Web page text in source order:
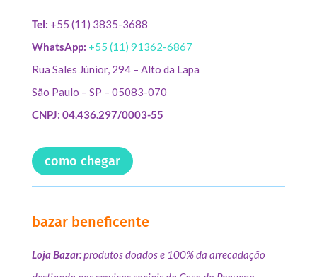
Tel: +55 (11) 3835-3688
WhatsApp: +55 (11) 91362-6867
Rua Sales Júnior, 294 – Alto da Lapa
São Paulo – SP – 05083-070
CNPJ: 04.436.297/0003-55
como chegar
bazar beneficente
Loja Bazar:produtos doados e 100% da arrecadação